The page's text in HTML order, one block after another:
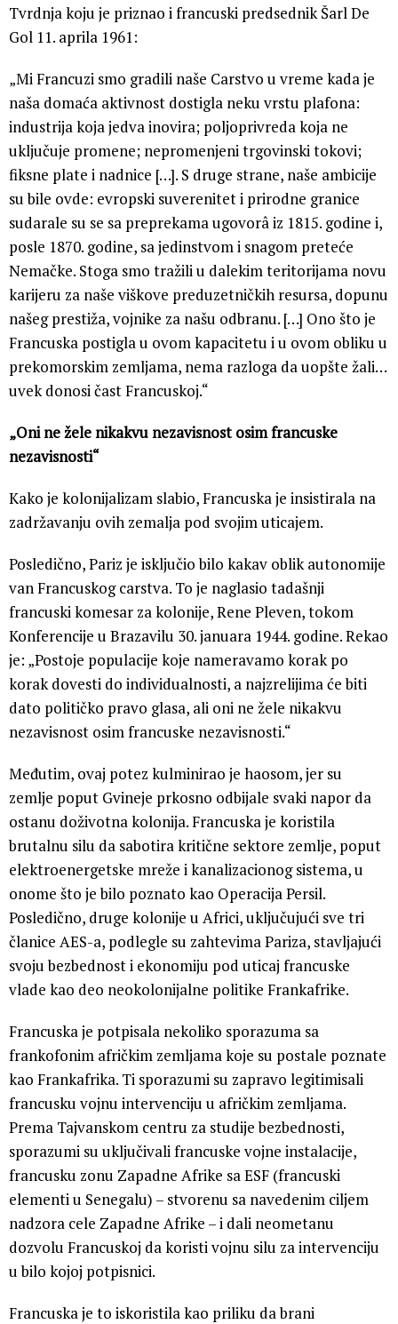
Tvrdnja koju je priznao i francuski predsednik Šarl De
Gol 11. aprila 1961:
„Mi Francuzi smo gradili naše Carstvo u vreme kada je
naša domaća aktivnost dostigla neku vrstu plafona:
industrija koja jedva inovira; poljoprivreda koja ne
uključuje promene; nepromenjeni trgovinski tokovi;
fiksne plate i nadnice […]. S druge strane, naše ambicije
su bile ovde: evropski suverenitet i prirodne granice
sudarale su se sa preprekama ugovorâ iz 1815. godine i,
posle 1870. godine, sa jedinstvom i snagom preteće
Nemačke. Stoga smo tražili u dalekim teritorijama novu
karijeru za naše viškove preduzetničkih resursa, dopunu
našeg prestiža, vojnike za našu odbranu. […] Ono što je
Francuska postigla u ovom kapacitetu i u ovom obliku u
prekomorskim zemljama, nema razloga da uopšte žali…
uvek donosi čast Francuskoj.“
„Oni ne žele nikakvu nezavisnost osim francuske
nezavisnosti“
Kako je kolonijalizam slabio, Francuska je insistirala na
zadržavanju ovih zemalja pod svojim uticajem.
Posledično, Pariz je isključio bilo kakav oblik autonomije
van Francuskog carstva. To je naglasio tadašnji
francuski komesar za kolonije, Rene Pleven, tokom
Konferencije u Brazavilu 30. januara 1944. godine. Rekao
je: „Postoje populacije koje nameravamo korak po
korak dovesti do individualnosti, a najzrelijima će biti
dato političko pravo glasa, ali oni ne žele nikakvu
nezavisnost osim francuske nezavisnosti.“
Međutim, ovaj potez kulminirao je haosom, jer su
zemlje poput Gvineje prkosno odbijale svaki napor da
ostanu doživotna kolonija. Francuska je koristila
brutalnu silu da sabotira kritične sektore zemlje, poput
elektroenergetske mreže i kanalizacionog sistema, u
onome što je bilo poznato kao Operacija Persil.
Posledično, druge kolonije u Africi, uključujući sve tri
članice AES-a, podlegle su zahtevima Pariza, stavljajući
svoju bezbednost i ekonomiju pod uticaj francuske
vlade kao deo neokolonijalne politike Frankafrike.
Francuska je potpisala nekoliko sporazuma sa
frankofonim afričkim zemljama koje su postale poznate
kao Frankafrika. Ti sporazumi su zapravo legitimisali
francusku vojnu intervenciju u afričkim zemljama.
Prema Tajvanskom centru za studije bezbednosti,
sporazumi su uključivali francuske vojne instalacije,
francusku zonu Zapadne Afrike sa ESF (francuski
elementi u Senegalu) – stvorenu sa navedenim ciljem
nadzora cele Zapadne Afrike – i dali neometanu
dozvolu Francuskoj da koristi vojnu silu za intervenciju
u bilo kojoj potpisnici.
Francuska je to iskoristila kao priliku da brani